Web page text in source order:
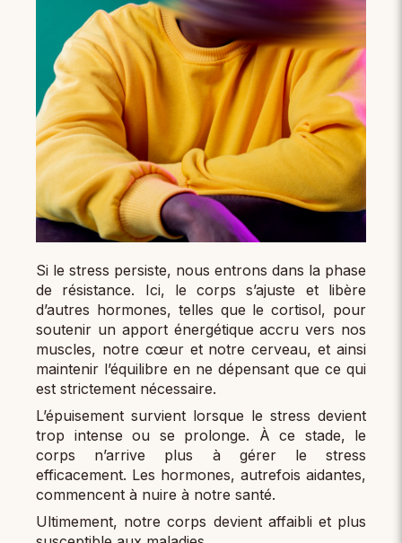
Si le stress persiste, nous entrons dans la phase
de résistance. Ici, le corps s’ajuste et libère
d’autres hormones, telles que le cortisol, pour
soutenir un apport énergétique accru vers nos
muscles, notre cœur et notre cerveau, et ainsi
maintenir l’équilibre en ne dépensant que ce qui
est strictement nécessaire.
L’épuisement survient lorsque le stress devient
trop intense ou se prolonge. À ce stade, le
corps n’arrive plus à gérer le stress
efficacement. Les hormones, autrefois aidantes,
commencent à nuire à notre santé.
Ultimement, notre corps devient affaibli et plus